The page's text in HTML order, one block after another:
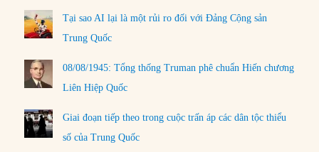
Tại sao AI lại là một rủi ro đối với Đảng Cộng sản
Trung Quốc
08/08/1945: Tổng thống Truman phê chuẩn Hiến chương
Liên Hiệp Quốc
Giai đoạn tiếp theo trong cuộc trấn áp các dân tộc thiểu
số của Trung Quốc